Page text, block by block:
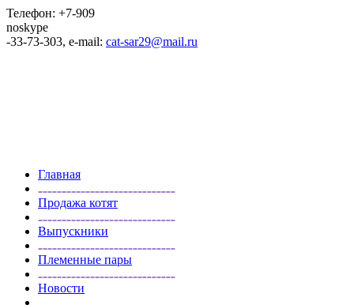
Телефон: +7-909
noskype
-33-73-303, e-mail: cat-sar29@mail.ru
Главная
Продажа котят
Выпускники
Племенные пары
Новости